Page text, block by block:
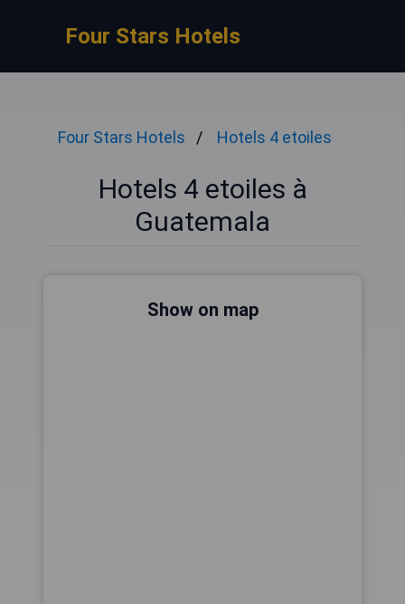
Four Stars Hotels
Four Stars Hotels Hotels 4 etoiles
Hotels 4 etoiles à
Guatemala
Show on map